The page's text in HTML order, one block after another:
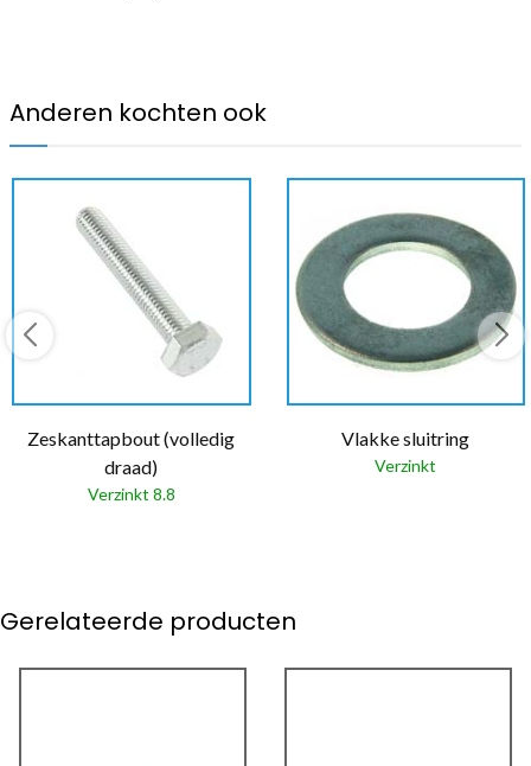
Anderen kochten ook
Zeskanttapbout (volledig
draad)
Verzinkt 8.8
Vlakke sluitring
Verzinkt
Gerelateerde producten